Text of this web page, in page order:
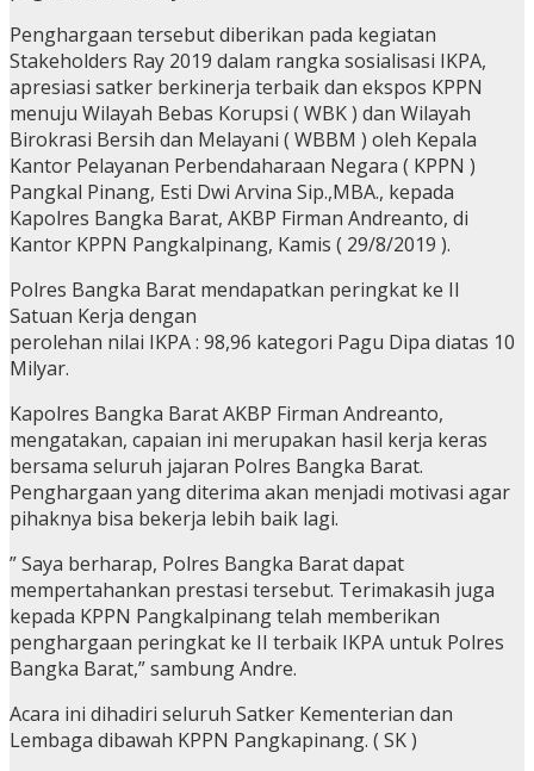
Penghargaan tersebut diberikan pada kegiatan
Stakeholders Ray 2019 dalam rangka sosialisasi IKPA,
apresiasi satker berkinerja terbaik dan ekspos KPPN
menuju Wilayah Bebas Korupsi ( WBK ) dan Wilayah
Birokrasi Bersih dan Melayani ( WBBM ) oleh Kepala
Kantor Pelayanan Perbendaharaan Negara ( KPPN )
Pangkal Pinang, Esti Dwi Arvina Sip.,MBA., kepada
Kapolres Bangka Barat, AKBP Firman Andreanto, di
Kantor KPPN Pangkalpinang, Kamis ( 29/8/2019 ).
Polres Bangka Barat mendapatkan peringkat ke II
Satuan Kerja dengan
perolehan nilai IKPA : 98,96 kategori Pagu Dipa diatas 10
Milyar.
Kapolres Bangka Barat AKBP Firman Andreanto,
mengatakan, capaian ini merupakan hasil kerja keras
bersama seluruh jajaran Polres Bangka Barat.
Penghargaan yang diterima akan menjadi motivasi agar
pihaknya bisa bekerja lebih baik lagi.
” Saya berharap, Polres Bangka Barat dapat
mempertahankan prestasi tersebut. Terimakasih juga
kepada KPPN Pangkalpinang telah memberikan
penghargaan peringkat ke II terbaik IKPA untuk Polres
Bangka Barat,” sambung Andre.
Acara ini dihadiri seluruh Satker Kementerian dan
Lembaga dibawah KPPN Pangkapinang. ( SK )